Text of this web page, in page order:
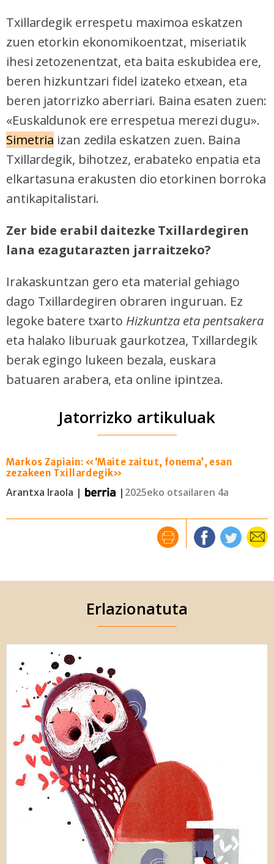
Txillardegik errespetu maximoa eskatzen
zuen etorkin ekonomikoentzat, miseriatik
ihesi zetozenentzat, eta baita eskubidea ere,
beren hizkuntzari fidel izateko etxean, eta
beren jatorrizko aberriari. Baina esaten zuen:
«Euskaldunok ere errespetua merezi dugu».
Simetria izan zedila eskatzen zuen. Baina
Txillardegik, bihotzez, erabateko enpatia eta
elkartasuna erakusten dio etorkinen borroka
antikapitalistari.
Zer bide erabil daitezke Txillardegiren
lana ezagutarazten jarraitzeko?
Irakaskuntzan gero eta material gehiago
dago Txillardegiren obraren inguruan. Ez
legoke batere txarto Hizkuntza eta pentsakera
eta halako liburuak gaurkotzea, Txillardegik
berak egingo lukeen bezala, euskara
batuaren arabera, eta online ipintzea.
Jatorrizko artikuluak
Markos Zapiain: «‘Maite zaitut, fonema’, esan
zezakeen Txillardegik»
Arantxa Iraola | | 2025eko otsailaren 4a
Erlazionatuta